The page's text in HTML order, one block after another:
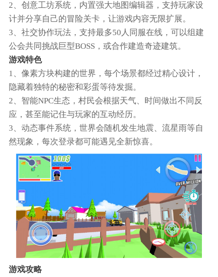
2、创意工坊系统，内置强大地图编辑器，支持玩家设
计并分享自己的冒险关卡，让游戏内容无限扩展。
3、社交协作玩法，支持最多50人同服在线，可以组建
公会共同挑战巨型BOSS，或合作建造奇迹建筑。
游戏特色
1、像素方块构建的世界，每个场景都经过精心设计，
隐藏着独特的秘密和彩蛋等待发掘。
2、智能NPC生态，村民会根据天气、时间做出不同反
应，甚至能记住与玩家的互动经历。
3、动态事件系统，世界会随机发生地震、流星雨等自
然现象，每次登录都可能遇见全新惊喜。
游戏攻略